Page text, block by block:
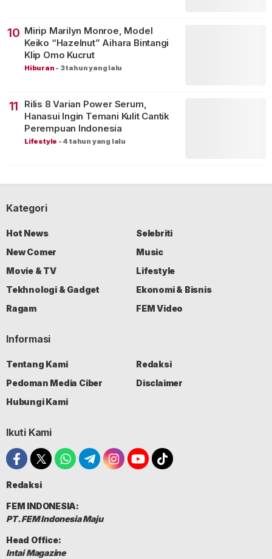
10 Mirip Marilyn Monroe, Model
Keiko “Hazelnut” Aihara Bintangi
Klip Omo Kucrut
Hiburan - 3 tahun yang lalu
11
Rilis 8 Varian Power Serum,
Hanasui Ingin Temani Kulit Cantik
Perempuan Indonesia
Lifestyle - 4 tahun yang lalu
Kategori
Hot News
Selebriti
New Comer
Music
Movie & TV
Lifestyle
Tekhnologi & Gadget
Ekonomi & Bisnis
Ragam
FEM Video
Informasi
Tentang Kami
Redaksi
Pedoman Media Ciber
Disclaimer
Hubungi Kami
Ikuti Kami
Redaksi
FEM INDONESIA:
PT. FEM Indonesia Maju
Head Office:
Intai Magazine